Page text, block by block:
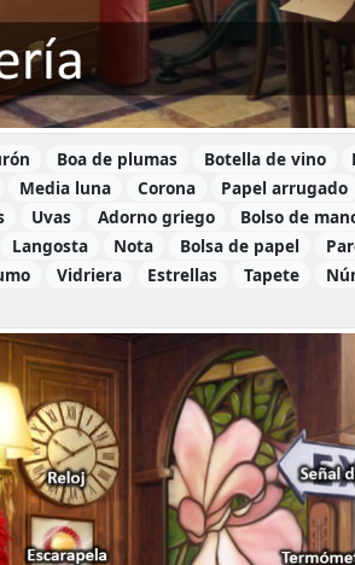
Boa de plumas Botella de vino
Media luna Corona Papel arrugado
Uvas Adorno griego Bolso de
Langosta Nota Bolsa de papel
Vidriera Estrellas Tapete